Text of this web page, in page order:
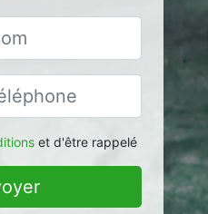
et d'être rappelé